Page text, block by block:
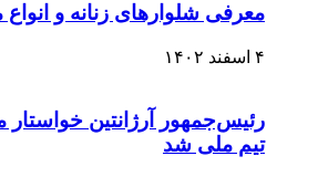
معرفی شلوارهای زنانه و انواع
۴ اسفند ۱۴۰۲
رئیس‌جمهور آرژانتین خواستار
تیم ملی شد